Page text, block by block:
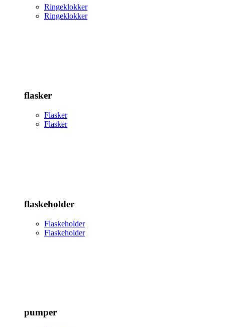
Ringeklokker
Ringeklokker
flasker
Flasker
Flasker
flaskeholder
Flaskeholder
Flaskeholder
pumper